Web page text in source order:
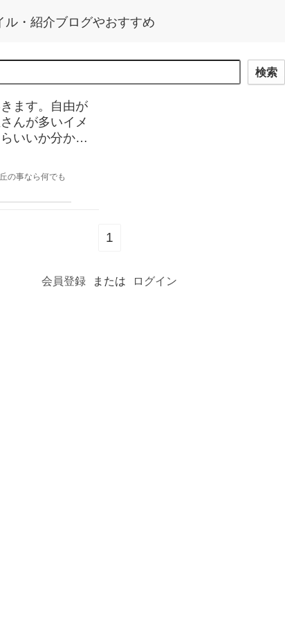
・紹介ブログやおすすめ
検索
ます。自由が
んが多いイメ
いいか分かり
ツ屋さんと手
か教えて下さ
の事なら何でも
1
会員登録 または ログイン